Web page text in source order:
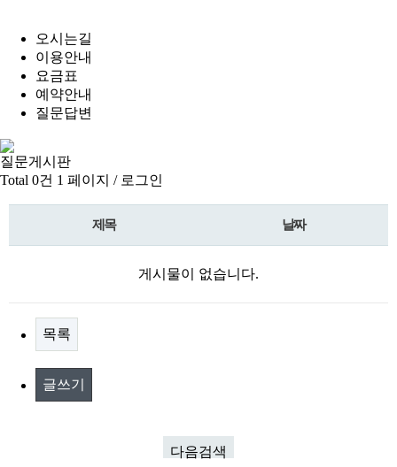
오시는길
이용안내
요금표
예약안내
질문답변
질문게시판
Total 0건 1 페이지 / 로그인
제목 날짜
게시물이 없습니다.
목록
글쓰기
다음검색